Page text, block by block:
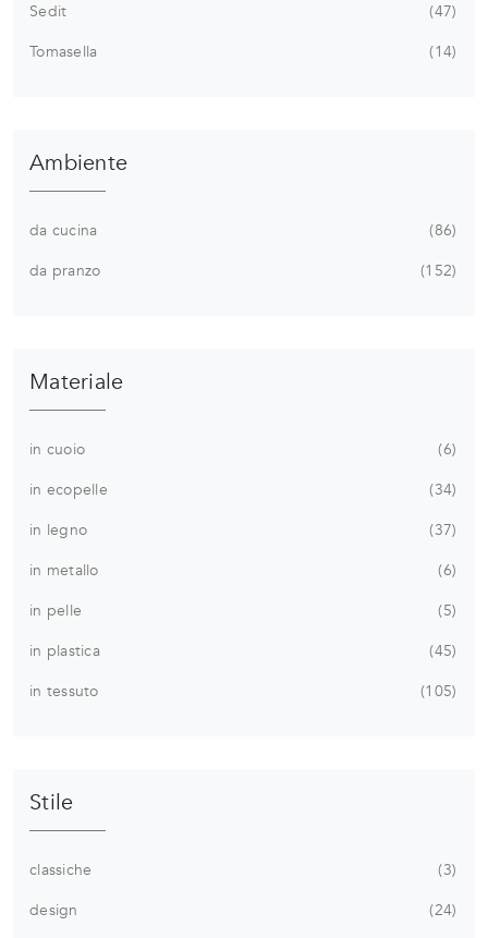
Sedit
47
Tomasella
14
Ambiente
da cucina
86
da pranzo
152
Materiale
in cuoio
6
in ecopelle
34
in legno
37
in metallo
6
in pelle
5
in plastica
45
in tessuto
105
Stile
classiche
3
design
24